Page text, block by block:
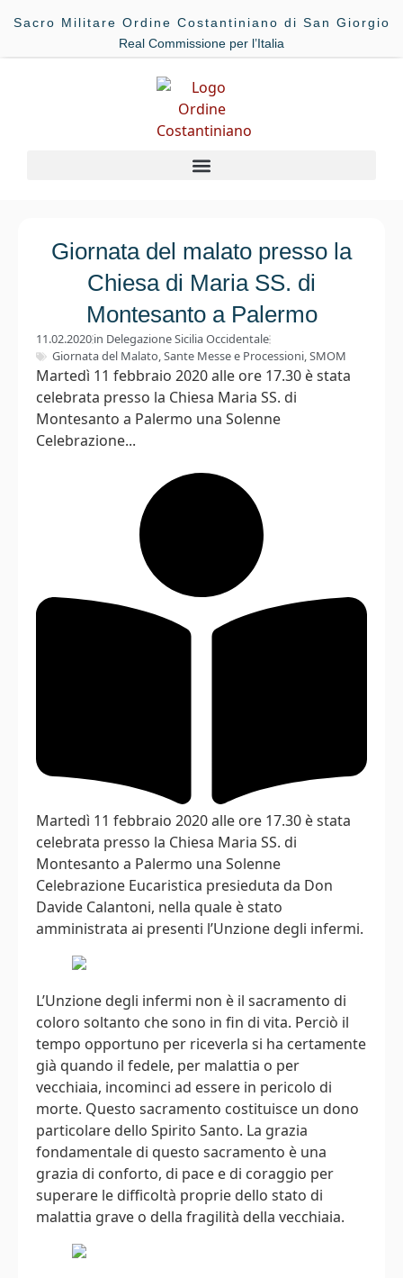
Sacro Militare Ordine Costantiniano di San Giorgio
Real Commissione per l’Italia
Giornata del malato presso la
Chiesa di Maria SS. di
Montesanto a Palermo
11.02.2020in Delegazione Sicilia Occidentale
Giornata del Malato,Sante Messe e Processioni,SMOM
Martedì 11 febbraio 2020 alle ore 17.30 è stata
celebrata presso la Chiesa Maria SS. di
Montesanto a Palermo una Solenne
Celebrazione...
Martedì 11 febbraio 2020 alle ore 17.30 è stata
celebrata presso la Chiesa Maria SS. di
Montesanto a Palermo una Solenne
Celebrazione Eucaristica presieduta da Don
Davide Calantoni, nella quale è stato
amministrata ai presenti l’Unzione degli infermi.
L’Unzione degli infermi non è il sacramento di
coloro soltanto che sono in fin di vita. Perciò il
tempo opportuno per riceverla si ha certamente
già quando il fedele, per malattia o per
vecchiaia, incominci ad essere in pericolo di
morte. Questo sacramento costituisce un dono
particolare dello Spirito Santo. La grazia
fondamentale di questo sacramento è una
grazia di conforto, di pace e di coraggio per
superare le difficoltà proprie dello stato di
malattia grave o della fragilità della vecchiaia.